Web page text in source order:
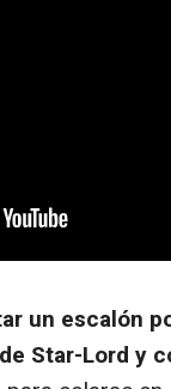
un escalón
Star-Lord y